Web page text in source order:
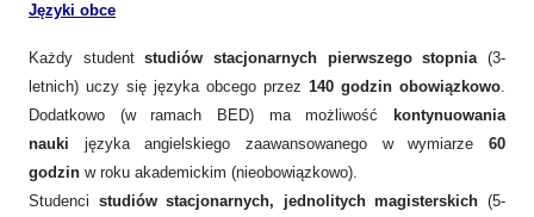
Języki obce
Każdy studentstudiów stacjonarnych pierwszego stopnia(3-
letnich) uczy się języka obcego przez 140 godzin obowiązkowo.
Dodatkowo (w ramach BED) ma możliwość
kontynuowania
nauki języka angielskiego zaawansowanego w wymiarze 60
godzin w roku akademickim (nieobowiązkowo).
Studenci studiów stacjonarnych, jednolitych magisterskich (5-